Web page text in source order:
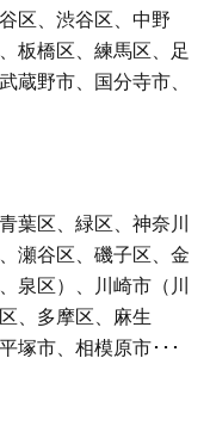
区、渋谷区、中野
板橋区、練馬区、足
蔵野市、国分寺市、
葉区、緑区、神奈川
瀬谷区、磯子区、金
泉区）、川崎市（川
、多摩区、麻生
塚市、相模原市･･･